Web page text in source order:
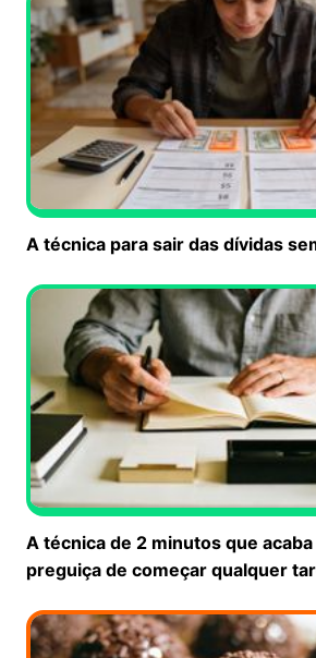
A técnica para sair das dívidas
A técnica de 2 minutos que
preguiça de começar qualquer